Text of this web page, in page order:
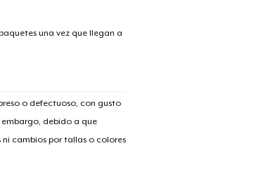
una vez que llegan a
o defectuoso, con gusto
embargo, debido a que
cambios por tallas o colores